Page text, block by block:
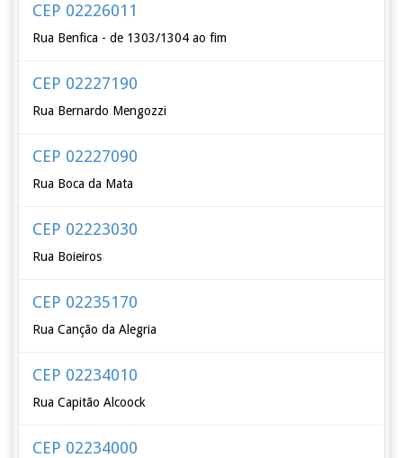
CEP 02226011
Rua Benfica - de 1303/1304 ao fim
CEP 02227190
Rua Bernardo Mengozzi
CEP 02227090
Rua Boca da Mata
CEP 02223030
Rua Boieiros
CEP 02235170
Rua Canção da Alegria
CEP 02234010
Rua Capitão Alcoock
CEP 02234000